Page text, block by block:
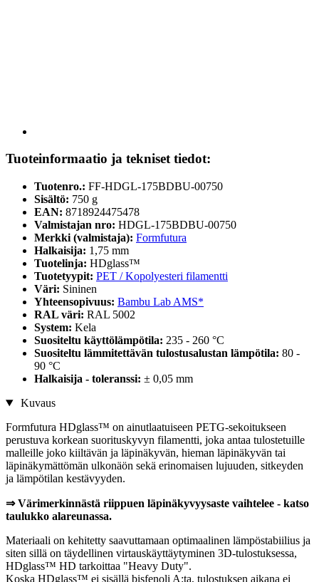
Tuoteinformaatio ja tekniset tiedot:
Tuotenro.: FF-HDGL-175BDBU-00750
Sisältö: 750 g
EAN: 8718924475478
Valmistajan nro: HDGL-175BDBU-00750
Merkki (valmistaja): Formfutura
Halkaisija: 1,75 mm
Tuotelinja: HDglass™
Tuotetyypit: PET / Kopolyesteri filamentti
Väri: Sininen
Yhteensopivuus: Bambu Lab AMS*
RAL väri: RAL 5002
System: Kela
Suositeltu käyttölämpötila: 235 - 260 °C
Suositeltu lämmitettävän tulostusalustan lämpötila: 80 -
90 °C
Halkaisija - toleranssi: ± 0,05 mm
Kuvaus
Formfutura HDglass™ on ainutlaatuiseen PETG-sekoitukseen
perustuva korkean suorituskyvyn filamentti, joka antaa tulostetuille
malleille joko kiiltävän ja läpinäkyvän, hieman läpinäkyvän tai
läpinäkymättömän ulkonäön sekä erinomaisen lujuuden, sitkeyden
ja lämpötilan kestävyyden.
⇒ Värimerkinnästä riippuen läpinäkyvyysaste vaihtelee - katso
taulukko alareunassa.
Materiaali on kehitetty saavuttamaan optimaalinen lämpöstabiilius ja
siten sillä on täydellinen virtauskäyttäytyminen 3D-tulostuksessa,
HDglass™ HD tarkoittaa "Heavy Duty".
Koska HDglass™ ei sisällä bisfenoli A:ta, tulostuksen aikana ei